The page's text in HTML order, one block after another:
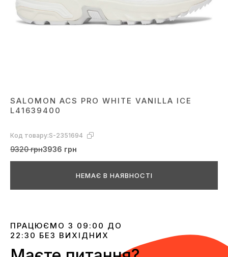
SALOMON ACS PRO WHITE VANILLA ICE
L41639400
Код товару:S-2351694
9320 грн3936 грн
НЕМАЄ В НАЯВНОСТІ
ПРАЦЮЄМО З 09:00 ДО
22:30 БЕЗ ВИХІДНИХ